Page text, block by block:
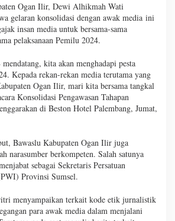
Ogan Ilir, Dewi Alhikmah Wati
gelaran konsolidasi dengan awak media ini
insan media untuk bersama-sama
pelaksanaan Pemilu 2024.
kita akan menghadapi pesta
Kepada rekan-rekan media terutama yang
Ogan Ilir, mari kita bersama tangkal
Konsolidasi Pengawasan Tahapan
di Beston Hotel Palembang, Jumat,
Bawaslu Kabupaten Ogan Ilir juga
narasumber berkompeten. Salah satunya
sebagai Sekretaris Persatuan
Provinsi Sumsel.
menyampaikan terkait kode etik jurnalistik
para awak media dalam menjalani